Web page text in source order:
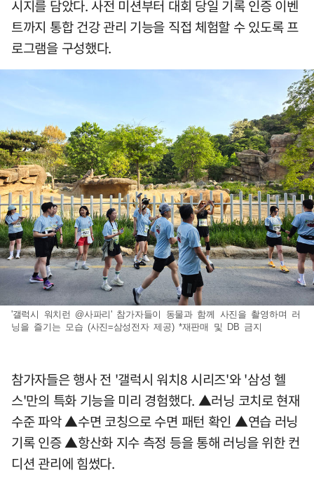
시지를 담았다. 사전 미션부터 대회 당일 기록 인증 이벤
트까지 통합 건강 관리 기능을 직접 체험할 수 있도록 프
로그램을 구성했다.
'갤럭시 워치런 @사파리' 참가자들이 동물과 함께 사진을 촬영하며 러
닝을 즐기는 모습 (사진=삼성전자 제공) *재판매 및 DB 금지
참가자들은 행사 전 '갤럭시 워치8 시리즈'와 '삼성 헬
스'만의 특화 기능을 미리 경험했다. ▲러닝 코치로 현재
수준 파악 ▲수면 코칭으로 수면 패턴 확인 ▲연습 러닝
기록 인증 ▲항산화 지수 측정 등을 통해 러닝을 위한 컨
디션 관리에 힘썼다.